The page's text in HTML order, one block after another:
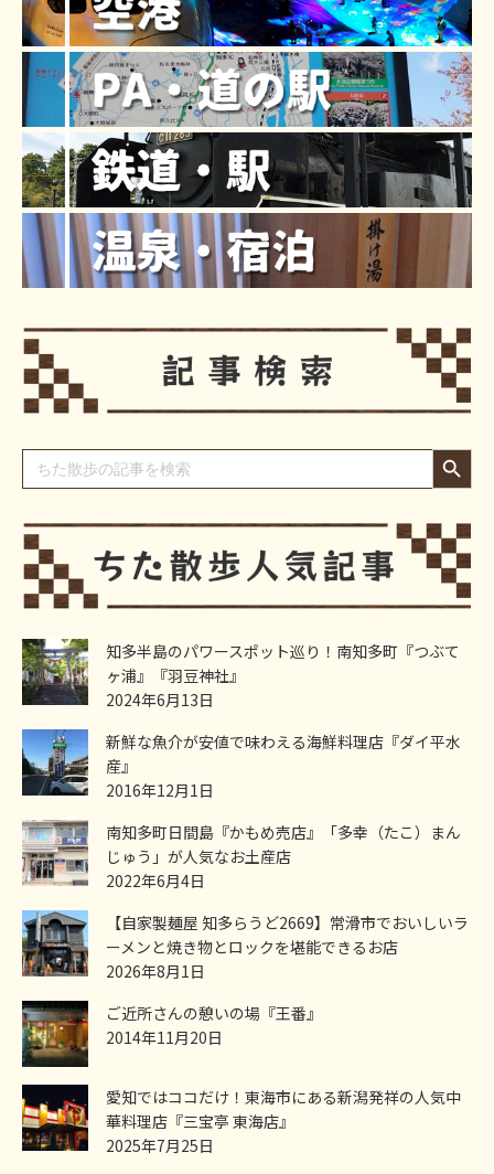
Search
for:
Search Button
知多半島のパワースポット巡り！南知多町『つぶて
ヶ浦』『羽豆神社』
2024年6月13日
新鮮な魚介が安値で味わえる海鮮料理店『ダイ平水
産』
2016年12月1日
南知多町日間島『かもめ売店』「多幸（たこ）まん
じゅう」が人気なお土産店
2022年6月4日
【自家製麺屋 知多らうど2669】常滑市でおいしいラ
ーメンと焼き物とロックを堪能できるお店
2026年8月1日
ご近所さんの憩いの場『王番』
2014年11月20日
愛知ではココだけ！東海市にある新潟発祥の人気中
華料理店『三宝亭 東海店』
2025年7月25日